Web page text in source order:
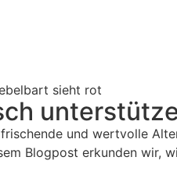
und wertvolle
Blogpost erkunden wir,